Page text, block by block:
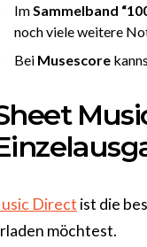
ImSammelband
noch viele weitere
Bei Musescore
Direct ist die
möchtest.